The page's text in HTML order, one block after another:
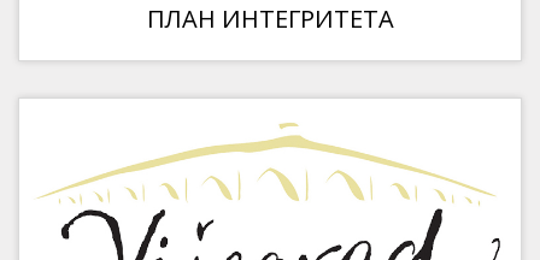
ПЛАН ИНТЕГРИТЕТА